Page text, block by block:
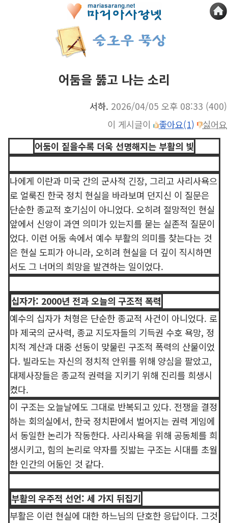
어둠을 뚫고 나는 소리
서하. 2026/04/05 오후 08:33 (400)
이 게시글이
좋아요(1)
싫어요
어둠이 짙을수록 더욱 선명해지는 부활의 빛
나에게 이란과 미국 간의 군사적 긴장, 그리고 사리사욕으
로 얼룩진 한국 정치 현실을 바라보며 던지신 이 질문은
단순한 종교적 호기심이 아니었다. 오히려 절망적인 현실
앞에서 신앙이 과연 의미가 있는지를 묻는 실존적 질문이
었다. 이런 어둠 속에서 예수 부활의 의미를 찾는다는 것
은 현실 도피가 아니라, 오히려 현실을 더 깊이 직시하면
서도 그 너머의 희망을 발견하는 일이었다.
십자가: 2000년 전과 오늘의 구조적 폭력
예수의 십자가 처형은 단순한 종교적 사건이 아니었다. 로
마 제국의 군사력, 종교 지도자들의 기득권 수호 욕망, 정
치적 계산과 대중 선동이 맞물린 구조적 폭력의 산물이었
다. 빌라도는 자신의 정치적 안위를 위해 양심을 팔았고,
대제사장들은 종교적 권력을 지키기 위해 진리를 희생시
켰다.
이 구조는 오늘날에도 그대로 반복되고 있다. 전쟁을 결정
하는 회의실에서, 한국 정치판에서 벌어지는 권력 게임에
서 동일한 논리가 작동한다. 사리사욕을 위해 공동체를 희
생시키고, 힘의 논리로 약자를 짓밟는 구조는 시대를 초월
한 인간의 어둠인 것 같다.
부활의 우주적 선언: 세 가지 뒤집기
부활은 이런 현실에 대한 하느님의 단호한 응답이다. 그것